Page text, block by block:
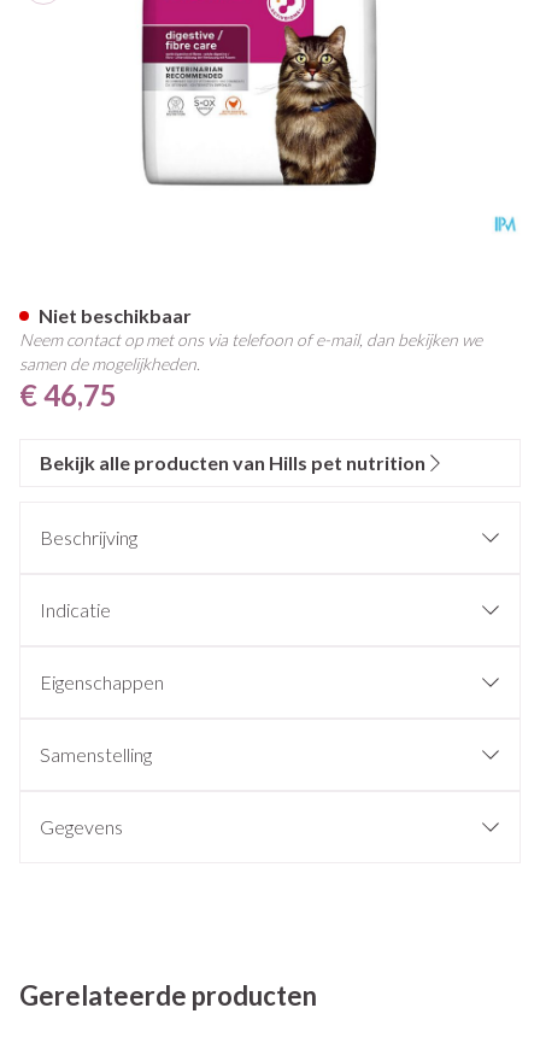
€ 46,75
Niet beschikbaar
Neem contact op met ons via telefoon of e-mail, dan bekijken we
samen de mogelijkheden.
Bekijk alle producten van Hills pet nutrition
Beschrijving
Indicatie
Eigenschappen
Samenstelling
Gegevens
Gerelateerde producten